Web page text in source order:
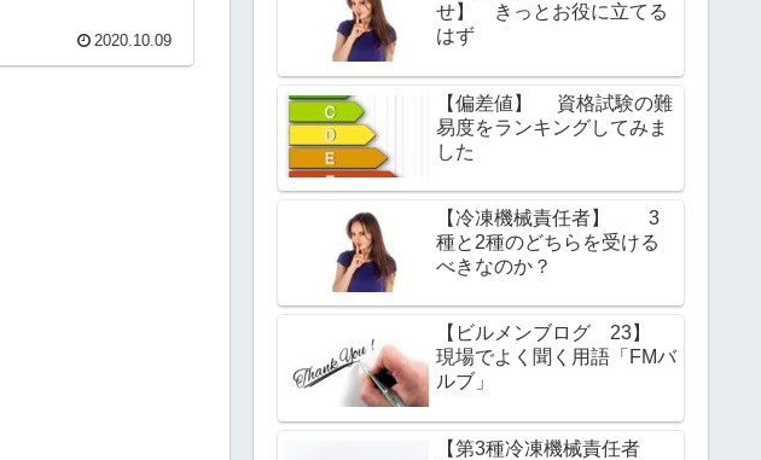
2020.10.09
せ】 きっとお役に立てる
はず
【偏差値】 資格試験の難
易度をランキングしてみま
した
【冷凍機械責任者】 3
種と2種のどちらを受ける
べきなのか？
【ビルメンブログ 23】
現場でよく聞く用語「FMバ
ルブ」
【第3種冷凍機械責任者